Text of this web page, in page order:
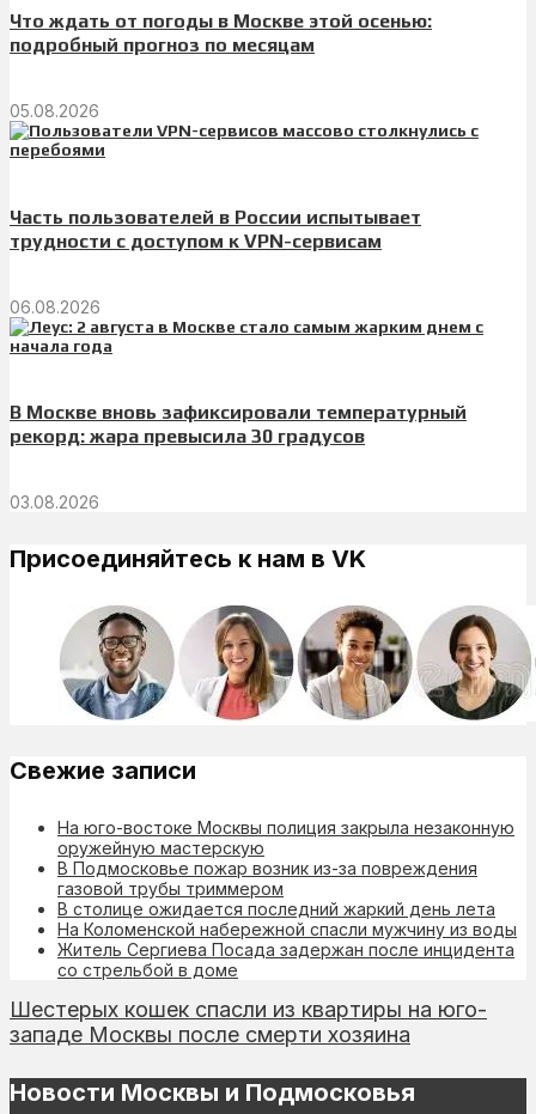
Что ждать от погоды в Москве этой осенью:
подробный прогноз по месяцам
05.08.2026
Часть пользователей в России испытывает
трудности с доступом к VPN-сервисам
06.08.2026
В Москве вновь зафиксировали температурный
рекорд: жара превысила 30 градусов
03.08.2026
Присоединяйтесь к нам в VK
Свежие записи
На юго-востоке Москвы полиция закрыла незаконную
оружейную мастерскую
В Подмосковье пожар возник из-за повреждения
газовой трубы триммером
В столице ожидается последний жаркий день лета
На Коломенской набережной спасли мужчину из воды
Житель Сергиева Посада задержан после инцидента
со стрельбой в доме
Шестерых кошек спасли из квартиры на юго-
западе Москвы после смерти хозяина
Новости Москвы и Подмосковья